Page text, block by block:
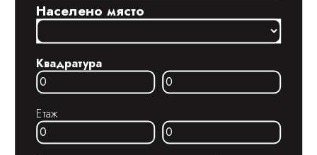
Населено място
Квадратура
Етаж